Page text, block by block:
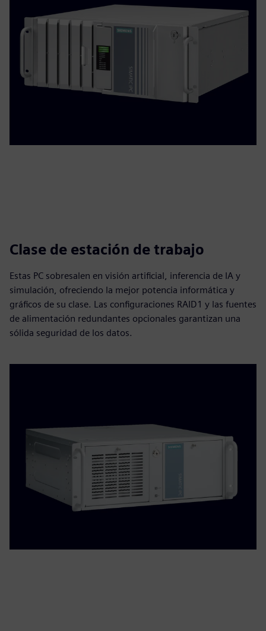
Clase de estación de trabajo
Estas PC sobresalen en visión artificial, inferencia de IA y
simulación, ofreciendo la mejor potencia informática y
gráficos de su clase. Las configuraciones RAID1 y las fuentes
de alimentación redundantes opcionales garantizan una
sólida seguridad de los datos.